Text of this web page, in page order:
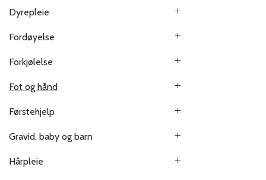
Dyrepleie
Fordøyelse
Forkjølelse
Fot og hånd
Førstehjelp
Gravid, baby og barn
Hårpleie